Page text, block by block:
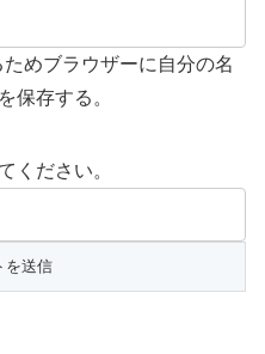
めブラウザーに自分の名
保存する。
ください。